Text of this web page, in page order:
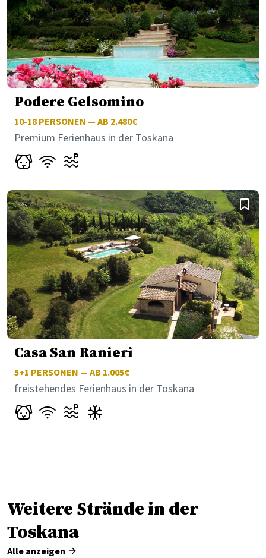
Podere Gelsomino
10-18 PERSONEN — AB 2.480€
Premium Ferienhaus in der Toskana
Casa San Ranieri
5+1 PERSONEN — AB 1.005€
freistehendes Ferienhaus in der Toskana
Weitere Strände in der
Toskana
Alle anzeigen